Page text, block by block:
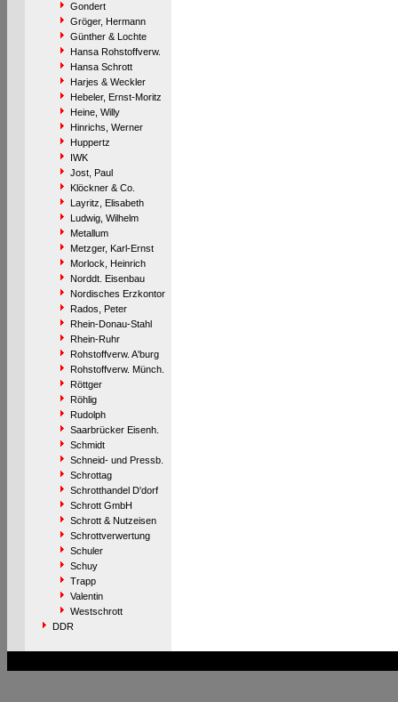
Gondert
Gröger, Hermann
Günther & Lochte
Hansa Rohstoffverw.
Hansa Schrott
Harjes & Weckler
Hebeler, Ernst-Moritz
Heine, Willy
Hinrichs, Werner
Huppertz
IWK
Jost, Paul
Klöckner & Co.
Layritz, Elisabeth
Ludwig, Wilhelm
Metallum
Metzger, Karl-Ernst
Morlock, Heinrich
Norddt. Eisenbau
Nordisches Erzkontor
Rados, Peter
Rhein-Donau-Stahl
Rhein-Ruhr
Rohstoffverw. A'burg
Rohstoffverw. Münch.
Röttger
Röhlig
Rudolph
Saarbrücker Eisenh.
Schmidt
Schneid- und Pressb.
Schrottag
Schrotthandel D'dorf
Schrott GmbH
Schrott & Nutzeisen
Schrottverwertung
Schuler
Schuy
Trapp
Valentin
Westschrott
DDR